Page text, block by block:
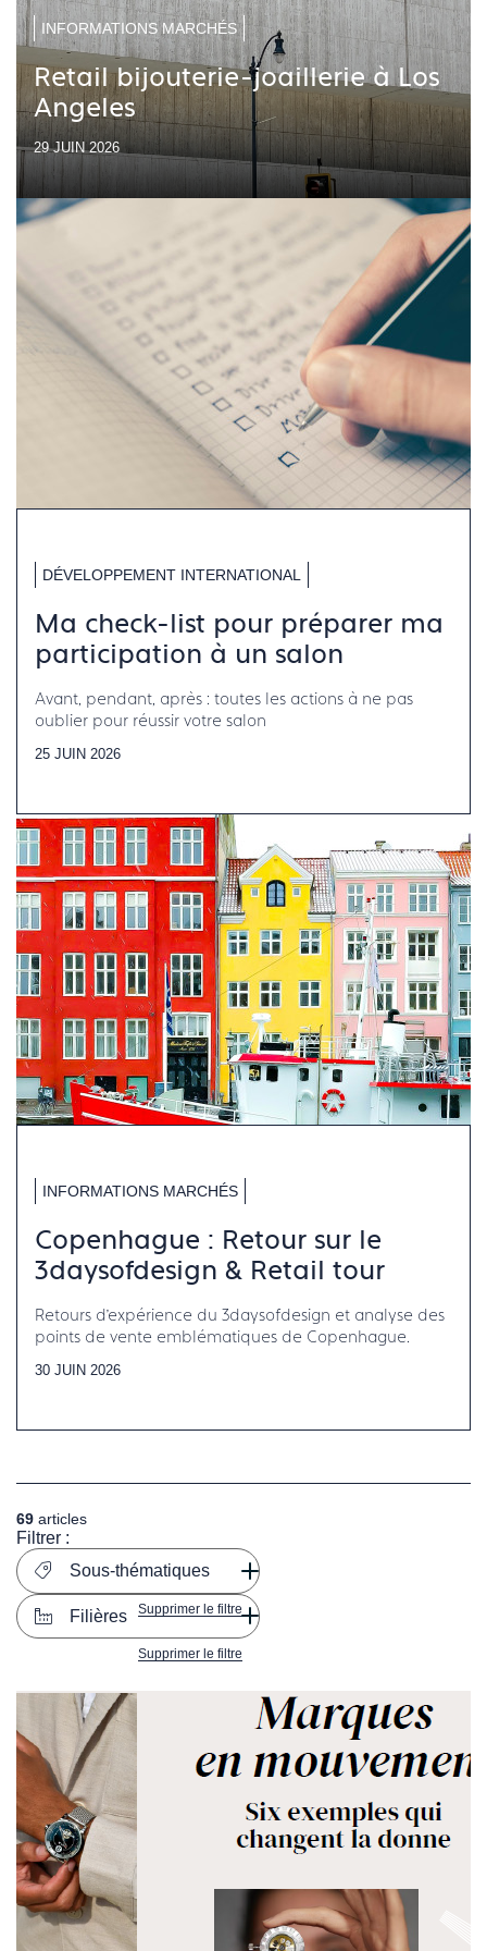
INFORMATIONS MARCHÉS
Retail bijouterie-joaillerie à Los
Angeles
29 JUIN 2026
DÉVELOPPEMENT INTERNATIONAL
Ma check-list pour préparer ma
participation à un salon
Avant, pendant, après : toutes les actions à ne pas
oublier pour réussir votre salon
25 JUIN 2026
INFORMATIONS MARCHÉS
Copenhague : Retour sur le
3daysofdesign & Retail tour
Retours d’expérience du 3daysofdesign et analyse des
points de vente emblématiques de Copenhague.
30 JUIN 2026
69 articles
Filtrer :
Sous-thématiques
Supprimer le filtre
Filières
Supprimer le filtre